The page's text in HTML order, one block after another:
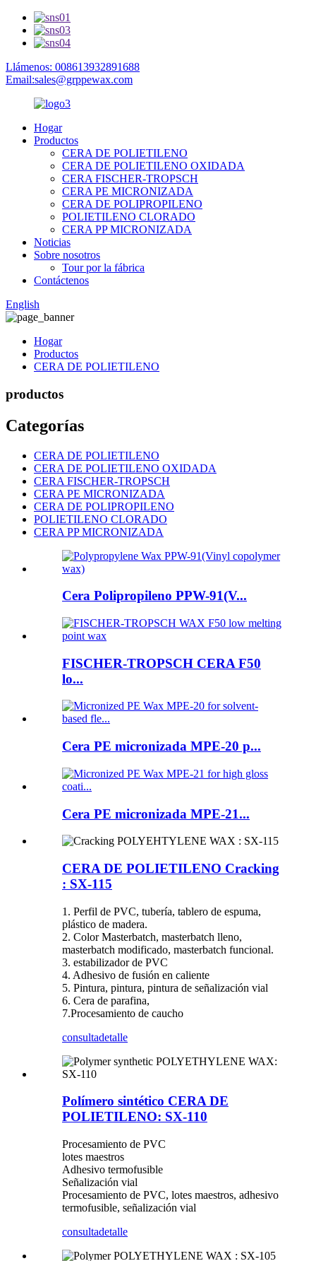
Llámenos: 008613932891688
Email:sales@grppewax.com
Hogar
Productos
CERA DE POLIETILENO
CERA DE POLIETILENO OXIDADA
CERA FISCHER-TROPSCH
CERA PE MICRONIZADA
CERA DE POLIPROPILENO
POLIETILENO CLORADO
CERA PP MICRONIZADA
Noticias
Sobre nosotros
Tour por la fábrica
Contáctenos
English
Hogar
Productos
CERA DE POLIETILENO
productos
Categorías
CERA DE POLIETILENO
CERA DE POLIETILENO OXIDADA
CERA FISCHER-TROPSCH
CERA PE MICRONIZADA
CERA DE POLIPROPILENO
POLIETILENO CLORADO
CERA PP MICRONIZADA
Cera Polipropileno PPW-91(V...
FISCHER-TROPSCH CERA F50
lo...
Cera PE micronizada MPE-20 p...
Cera PE micronizada MPE-21...
CERA DE POLIETILENO Cracking
: SX-115
1. Perfil de PVC, tubería, tablero de espuma,
plástico de madera.
2. Color Masterbatch, masterbatch lleno,
masterbatch modificado, masterbatch funcional.
3. estabilizador de PVC
4. Adhesivo de fusión en caliente
5. Pintura, pintura, pintura de señalización vial
6. Cera de parafina,
7.Procesamiento de caucho
consultadetalle
Polímero sintético CERA DE
POLIETILENO: SX-110
Procesamiento de PVC
lotes maestros
Adhesivo termofusible
Señalización vial
Procesamiento de PVC, lotes maestros, adhesivo
termofusible, señalización vial
consultadetalle